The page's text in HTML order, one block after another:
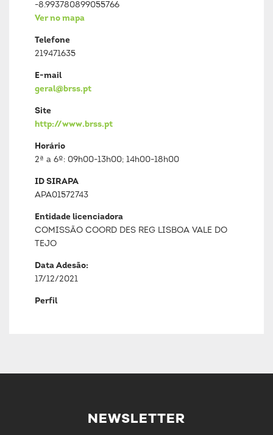
-8.993780899055766
Ver no mapa
Telefone
219471635
E-mail
geral@brss.pt
Site
http://www.brss.pt
Horário
2ª a 6º: 09h00-13h00; 14h00-18h00
ID SIRAPA
APA01572743
Entidade licenciadora
COMISSÃO COORD DES REG LISBOA VALE DO
TEJO
Data Adesão:
17/12/2021
Perfil
NEWSLETTER